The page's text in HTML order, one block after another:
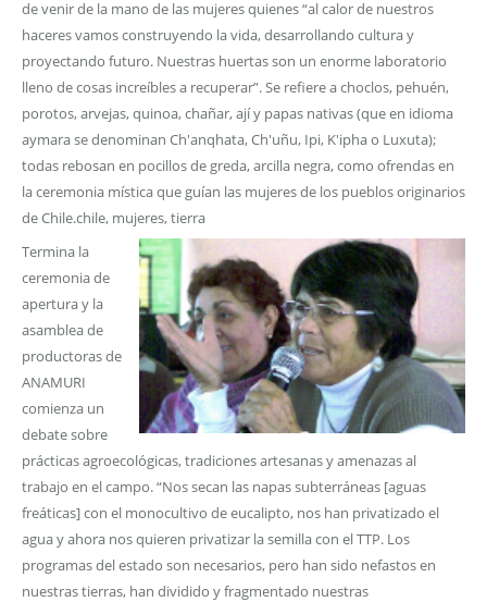
de venir de la mano de las mujeres quienes “al calor de nuestros
haceres vamos construyendo la vida, desarrollando cultura y
proyectando futuro. Nuestras huertas son un enorme laboratorio
lleno de cosas increíbles a recuperar”. Se refiere a choclos, pehuén,
porotos, arvejas, quinoa, chañar, ají y papas nativas (que en idioma
aymara se denominan Ch'anqhata, Ch'uñu, Ipi, K'ipha o Luxuta);
todas rebosan en pocillos de greda, arcilla negra, como ofrendas en
la ceremonia mística que guían las mujeres de los pueblos originarios
de Chile.chile, mujeres, tierra
Termina la
ceremonia de
apertura y la
asamblea de
productoras de
ANAMURI
comienza un
debate sobre
prácticas agroecológicas, tradiciones artesanas y amenazas al
trabajo en el campo. “Nos secan las napas subterráneas [aguas
freáticas] con el monocultivo de eucalipto, nos han privatizado el
agua y ahora nos quieren privatizar la semilla con el TTP. Los
programas del estado son necesarios, pero han sido nefastos en
nuestras tierras, han dividido y fragmentado nuestras